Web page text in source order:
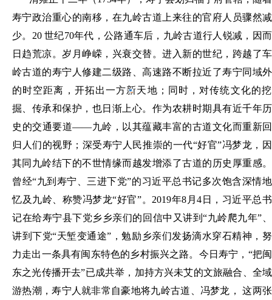
寿宁政治重心的南移，在九岭古道上来往的官府人员骤然减
少。20 世纪70年代，公路通车后，九岭古道行人锐减，因而
日趋荒凉。岁月峥嵘，兴衰交替。进入新的世纪，跨越了车
岭古道的寿宁人修建二级路、高速路不断拉近了寿宁同域外
的时空距离，开拓出一方新天地；同时，对传统文化的挖
掘、传承和保护，也日渐上心。作为农耕时期具有近千年历
史的交通要道——九岭，以其蕴藏丰富的古道文化而重新回
归人们的视野；深受寿宁人民推崇的一代“好官”冯梦龙，因
其同九岭结下的不世情缘而越发增添了古道的历史厚重感。
曾经“九到寿宁、三进下党”的习近平总书记多次饱含深情地
忆及九岭、称赞冯梦龙“好官”。2019年8月4日，习近平总书
记在给寿宁县下党乡乡亲们的回信中又讲到“九岭爬九年”、
讲到下党“天堑变通途”，勉励乡亲们发扬滴水穿石精神，努
力走出一条具有闽东特色的乡村振兴之路。今日寿宁，“把闽
东之光传播开去”已成共举，加持方兴未艾的文旅融合、全域
游热潮，寿宁人就非常自豪地将九岭古道、冯梦龙， 这两张